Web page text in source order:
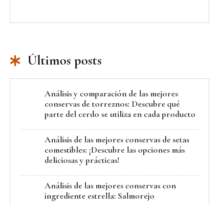
Últimos posts
Análisis y comparación de las mejores
conservas de torreznos: Descubre qué
parte del cerdo se utiliza en cada producto
Análisis de las mejores conservas de setas
comestibles: ¡Descubre las opciones más
deliciosas y prácticas!
Análisis de las mejores conservas con
ingrediente estrella: Salmorejo